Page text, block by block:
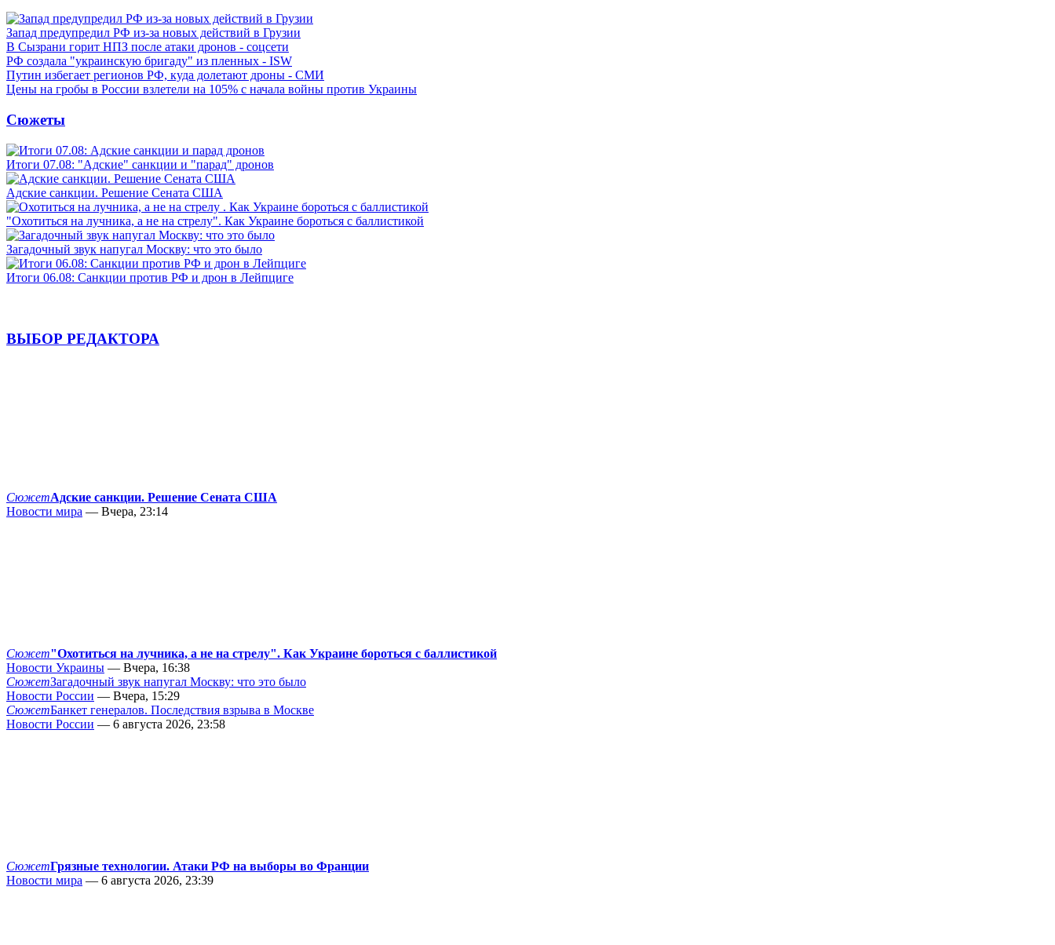
Запад предупредил РФ из-за новых действий в Грузии
В Сызрани горит НПЗ после атаки дронов - соцсети
РФ создала "украинскую бригаду" из пленных - ISW
Путин избегает регионов РФ, куда долетают дроны - СМИ
Цены на гробы в России взлетели на 105% с начала войны против Украины
Сюжеты
Итоги 07.08: "Адские" санкции и "парад" дронов
Адские санкции. Решение Сената США
"Охотиться на лучника, а не на стрелу". Как Украине бороться с баллистикой
Загадочный звук напугал Москву: что это было
Итоги 06.08: Санкции против РФ и дрон в Лейпциге
ВЫБОР РЕДАКТОРА
СюжетАдские санкции. Решение Сената США
Новости мира — Вчера, 23:14
Сюжет"Охотиться на лучника, а не на стрелу". Как Украине бороться с баллистикой
Новости Украины — Вчера, 16:38
СюжетЗагадочный звук напугал Москву: что это было
Новости России — Вчера, 15:29
СюжетБанкет генералов. Последствия взрыва в Москве
Новости России — 6 августа 2026, 23:58
СюжетГрязные технологии. Атаки РФ на выборы во Франции
Новости мира — 6 августа 2026, 23:39